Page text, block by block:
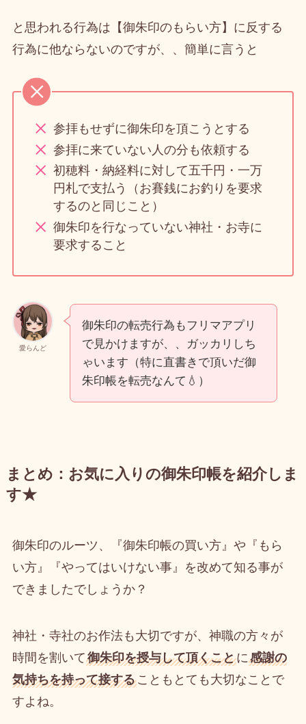
と思われる行為は【御朱印のもらい方】に反する
行為に他ならないのですが、、簡単に言うと
参拝もせずに御朱印を頂こうとする
参拝に来ていない人の分も依頼する
初穂料・納経料に対して五千円・一万
円札で支払う（お賽銭にお釣りを要求
するのと同じこと）
御朱印を行なっていない神社・お寺に
要求すること
愛らんど
御朱印の転売行為もフリマアプリ
で見かけますが、、ガッカリしち
ゃいます（特に直書きで頂いだ御
朱印帳を転売なんて💧）
まとめ：お気に入りの御朱印帳を紹介しま
す★
御朱印のルーツ、『御朱印帳の買い方』や『もら
い方』『やってはいけない事』を改めて知る事が
できましたでしょうか？
神社・寺社のお作法も大切ですが、神職の方々が
時間を割いて御朱印を授与して頂くことに感謝の
気持ちを持って接することもとても大切なことで
すよね。